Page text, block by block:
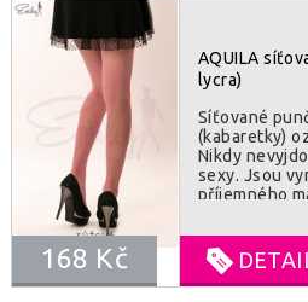
AQUILA
lycra)
Síťované
(kabaretky)
Nikdy
sexy. Jsou
příjemného
odolnost
perfektně
části vám
nošení. V
168 Kč